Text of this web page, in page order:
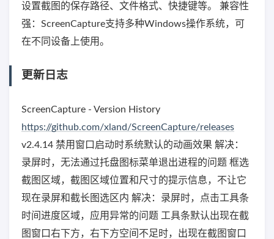
设置截图的保存路径、文件格式、快捷键等。 兼容性
强：ScreenCapture支持多种Windows操作系统，可
在不同设备上使用。
更新日志
ScreenCapture - Version History
https://github.com/xland/ScreenCapture/releases
v2.4.14 禁用窗口启动时系统默认的动画效果 解决：
录屏时，无法通过托盘图标菜单退出进程的问题 框选
截图区域，截图区域位置和尺寸的提示信息，不让它
现在录屏和截长图选区内 解决：录屏时，点击工具条
时间进度区域，应用异常的问题 工具条默认出现在截
图窗口右下方，右下方空间不足时，出现在截图窗口